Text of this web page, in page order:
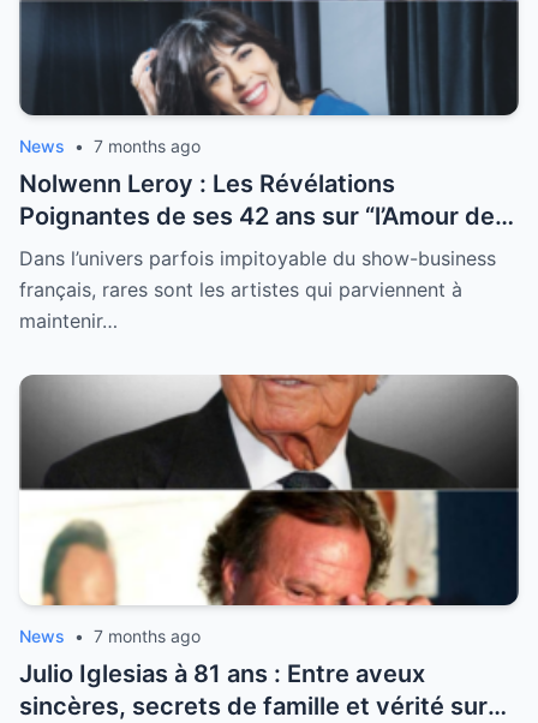
News • 7 months ago
Nolwenn Leroy : Les Révélations
Poignantes de ses 42 ans sur “l’Amour de
sa Vie”
Dans l’univers parfois impitoyable du show-business
français, rares sont les artistes qui parviennent à
maintenir…
News • 7 months ago
Julio Iglesias à 81 ans : Entre aveux
sincères, secrets de famille et vérité sur